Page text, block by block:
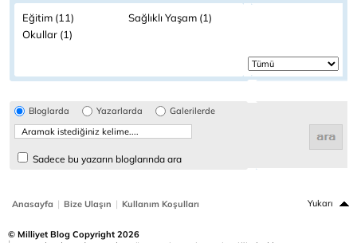
Eğitim (11)
Sağlıklı Yaşam (1)
Okullar (1)
Bloglarda Yazarlarda Galerilerde
Sadece bu yazarın bloglarında ara
Anasayfa | Bize Ulaşın | Kullanım Koşulları Yukarı
© Milliyet Blog Copyright 2026